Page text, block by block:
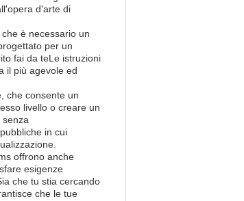
d'arte di
è necessario un
per un
fai da teLe istruzioni
il più agevole ed
che consente un
livello o creare un
in cui
offrono anche
esigenze
che tu stia cercando
che le tue